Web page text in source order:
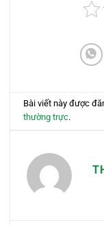
Bài viết này được
thường trực.